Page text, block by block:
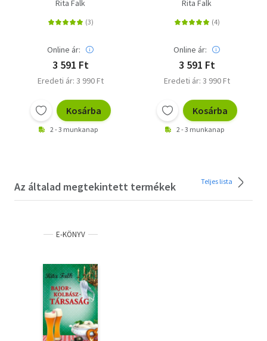
Rita Falk
Online ár:
3 591 Ft
Eredeti ár: 3 990 Ft
Kosárba
2 - 3 munkanap
Rita Falk
Online ár:
3 591 Ft
Eredeti ár: 3 990 Ft
Kosárba
2 - 3 munkanap
Az általad megtekintett termékek Teljes lista
E-KÖNYV